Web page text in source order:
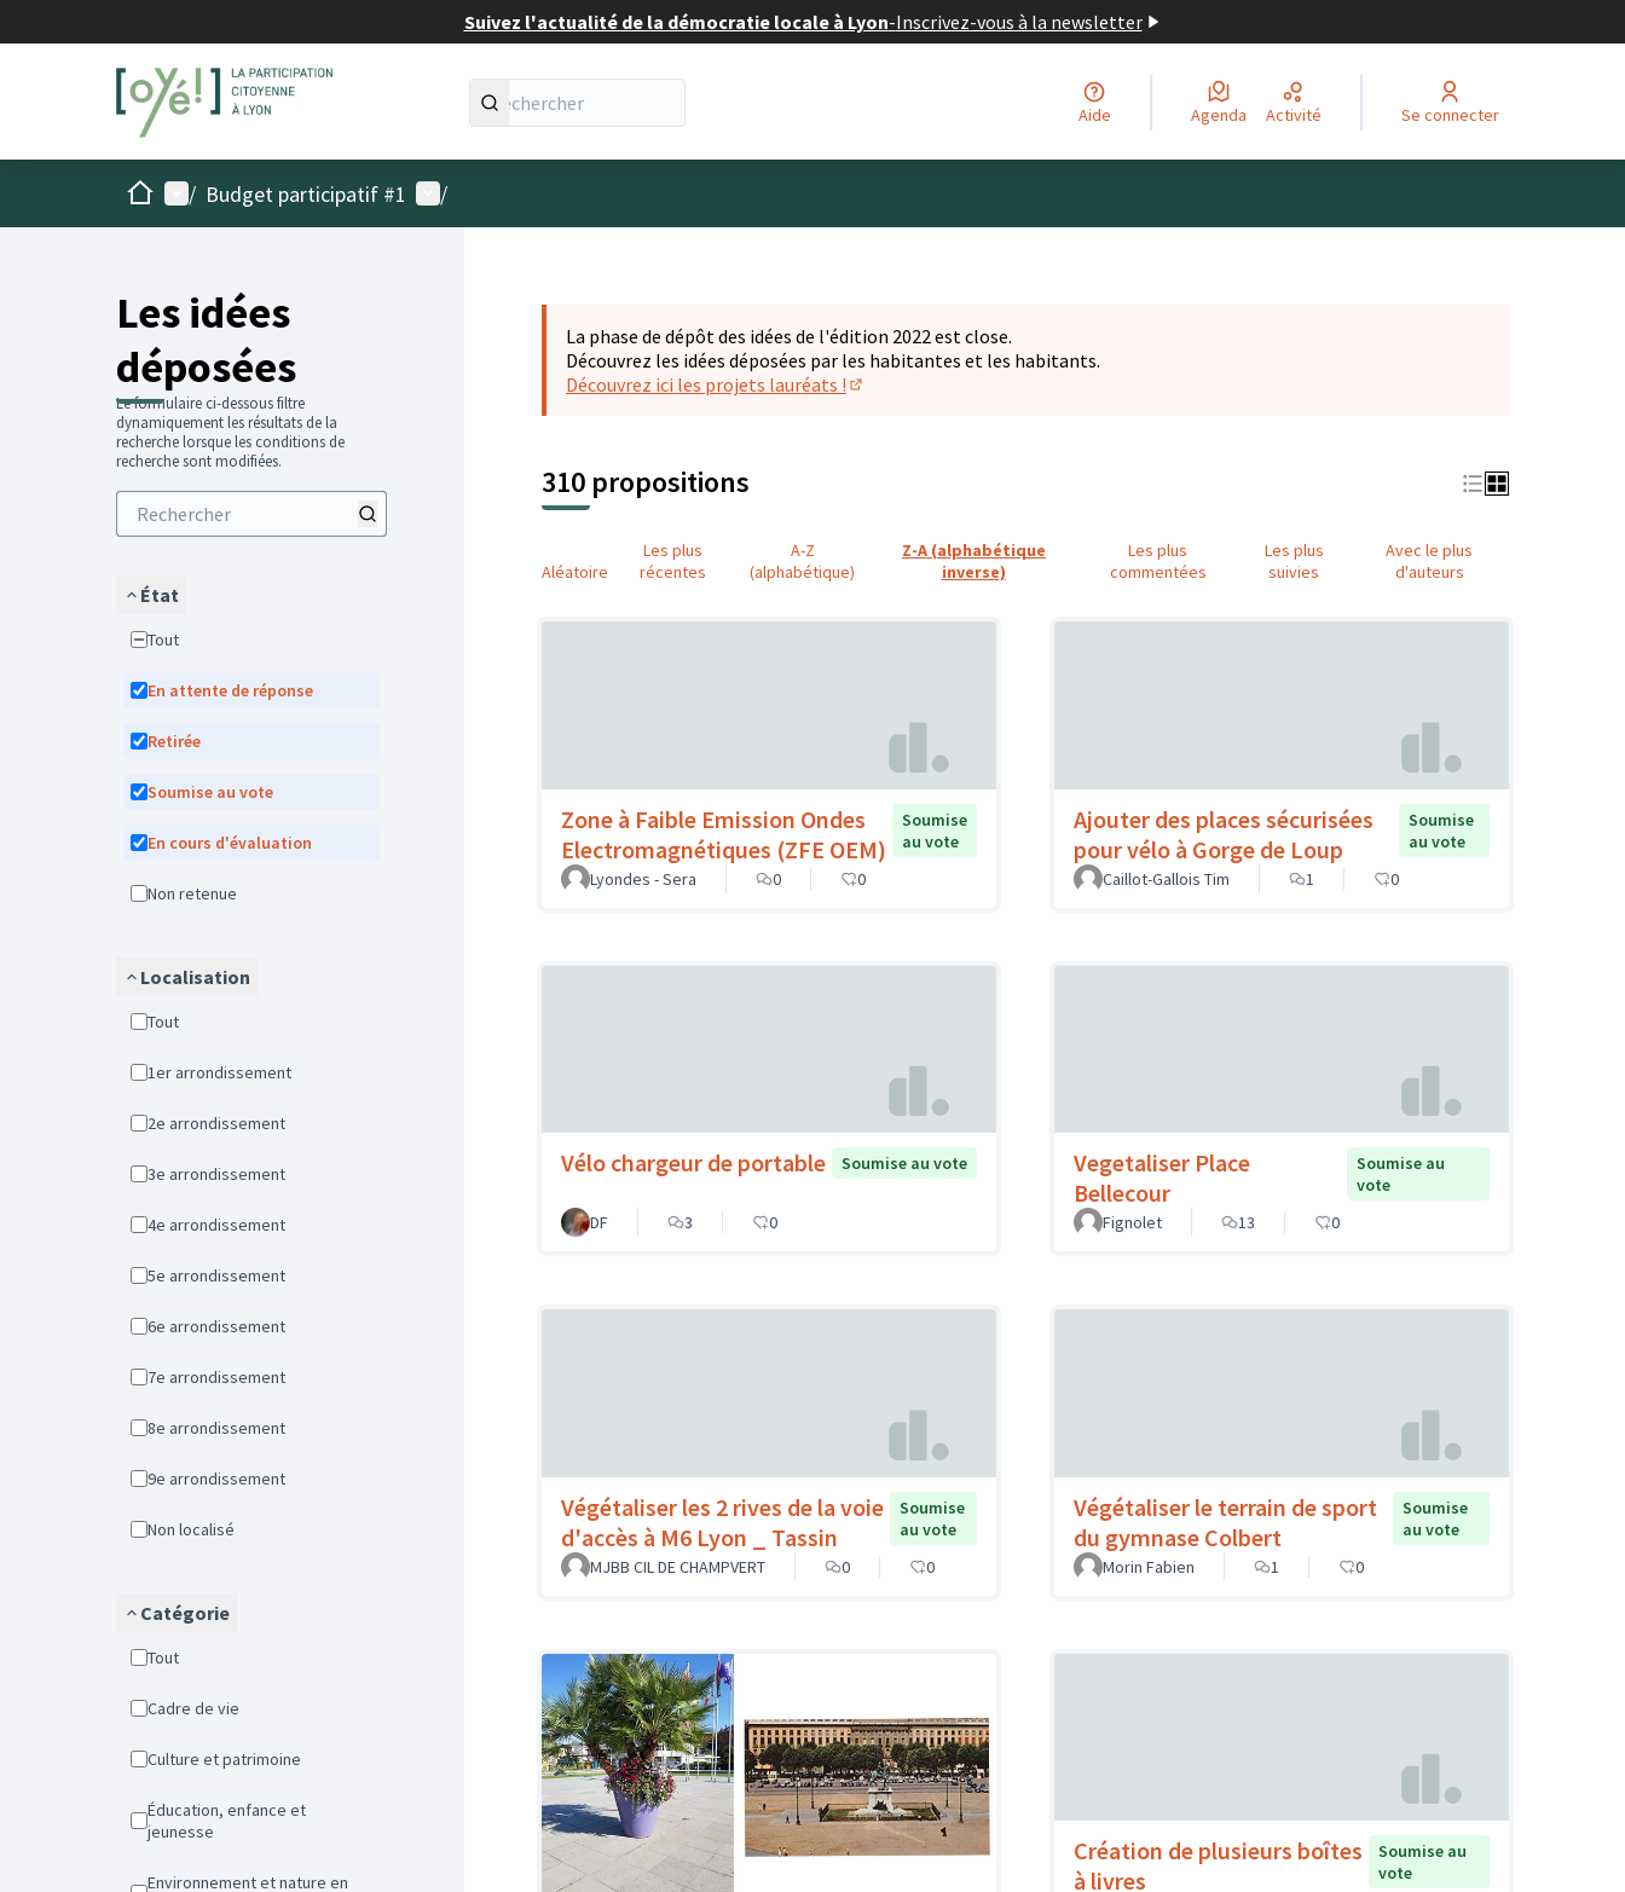
Suivez l'actualité de la démocratie locale à Lyon-Inscrivez-vous à la newsletter
Aide Agenda Activité Se connecter
AccueilMenu principal
/ Budget participatif #1 Menu utilisateur
/
Les idées
déposées
Le formulaire ci-dessous filtre
dynamiquement les résultats de la
recherche lorsque les conditions de
recherche sont modifiées.
État
Tout
En attente de réponse
Retirée
Soumise au vote
En cours d'évaluation
Non retenue
Localisation
Tout
1er arrondissement
2e arrondissement
3e arrondissement
4e arrondissement
5e arrondissement
6e arrondissement
7e arrondissement
8e arrondissement
9e arrondissement
Non localisé
Catégorie
Tout
Cadre de vie
Culture et patrimoine
Éducation, enfance et
jeunesse
Environnement et nature en
La phase de dépôt des idées de l'édition 2022 est close.
Découvrez les idées déposées par les habitantes et les habitants.
Découvrez ici les projets lauréats !
310 propositions
Aléatoire
Les plus
récentes
A-Z
(alphabétique)
Z-A (alphabétique
inverse)
Les plus
commentées
Les plus
suivies
Avec le plus
d'auteurs
Zone à Faible Emission Ondes
Electromagnétiques (ZFE OEM)
Soumise
au vote
Lyondes - Sera
0 0
Ajouter des places sécurisées
pour vélo à Gorge de Loup
Soumise
au vote
Caillot-Gallois Tim
1 0
Vélo chargeur de portable Soumise au vote
DF 3 0
Vegetaliser Place
Bellecour
Soumise au
vote
Fignolet
13 0
Végétaliser les 2 rives de la voie
d'accès à M6 Lyon _ Tassin
Soumise
au vote
MJBB CIL DE CHAMPVERT
0 0
Végétaliser le terrain de sport
du gymnase Colbert
Soumise
au vote
Morin Fabien
1 0
Création de plusieurs boîtes
à livres
Soumise au
vote